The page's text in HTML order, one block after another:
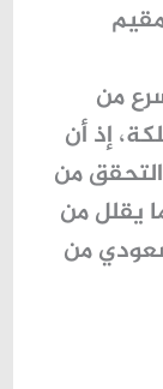
من
إذ أن
من
يقلل من
من